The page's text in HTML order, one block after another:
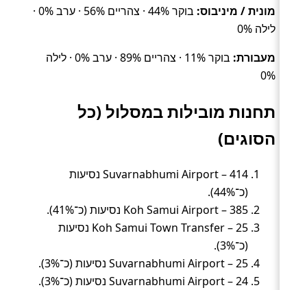
מונית / מיניבוס:
בוקר 44% · צהריים 56% · ערב 0% ·
לילה 0%
מעבורת:
בוקר 11% · צהריים 89% · ערב 0% · לילה
0%
תחנות מובילות במסלול (כל
הסוגים)
Suvarnabhumi Airport – 414 נסיעות
(כ־44%).
Koh Samui Airport – 385 נסיעות (כ־41%).
Koh Samui Town Transfer – 25 נסיעות
(כ־3%).
Suvarnabhumi Airport – 25 נסיעות (כ־3%).
Suvarnabhumi Airport – 24 נסיעות (כ־3%).